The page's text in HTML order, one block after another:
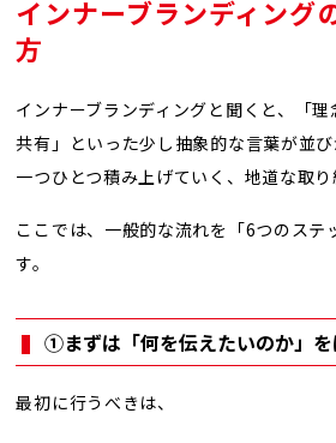
インナーブランディング
方
インナーブランディングと聞くと、「
共有」といった少し抽象的な言葉が並
一つひとつ積み上げていく、地道な取り
ここでは、一般的な流れを「6つのステ
す。
①まずは「何を伝えたいのか」
最初に行うべきは、